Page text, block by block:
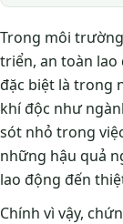
Trong môi
triển, an toàn
đặc biệt là trong
khí độc như
sót nhỏ trong
những hậu quả
lao động đến
Chính vì vậy,